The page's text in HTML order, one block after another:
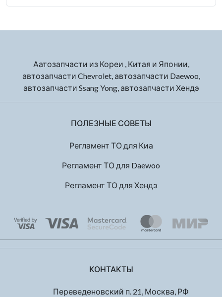
Аатозапчасти из Кореи , Китая и Японии,
автозапчасти Chevrolet, автозапчасти Daewoo,
автозапчасти Ssang Yong, автозапчасти Хендэ
ПОЛЕЗНЫЕ СОВЕТЫ
Регламент ТО для Киа
Регламент ТО для Daewoo
Регламент ТО для Хендэ
КОНТАКТЫ
Переведеновский п. 21, Москва, РФ